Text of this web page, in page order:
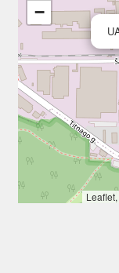
−
Leaflet